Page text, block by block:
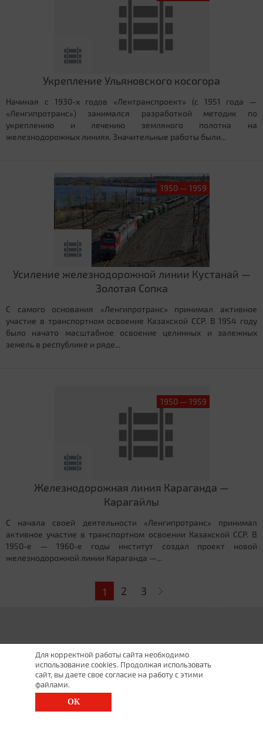
Укрепление Ульяновского косогора
Начиная с 1930-х годов «Лентранспроект» (с 1951 года —
«Ленгипротранс») занимался разработкой методик по
укреплению и лечению земляного полотна на
железнодорожных линиях. Значительные работы были...
1950 — 1959
Усиление железнодорожной линии Кустанай —
Золотая Сопка
С самого основания «Ленгипротранс» принимал активное
участие в транспортном освоение Казахской ССР. В 1954 году
было начато масштабное освоение целинных и залежных
земель в республике и ряде...
1950 — 1959
Железнодорожная линия Караганда —
Карагайлы
С начала своей деятельности «Ленгипротранс» принимал
активное участие в транспортном освоении Казахской ССР. В
1950-е — 1960-е годы институт создал проект новой
железнодорожной линии Караганда —...
1 2 3
Для корректной работы сайта необходимо
использование cookies. Продолжая использовать
сайт, вы даете свое согласие на работу с этими
файлами.
ОК